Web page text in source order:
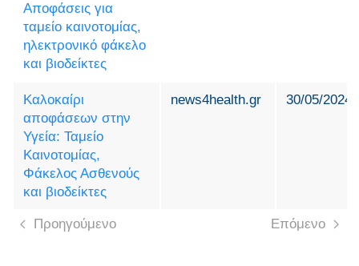
Αποφάσεις για
ταμείο καινοτομίας,
ηλεκτρονικό φάκελο
και βιοδείκτες
Καλοκαίρι
αποφάσεων στην
Υγεία: Ταμείο
Καινοτομίας,
Φάκελος Ασθενούς
και βιοδείκτες
news4health.gr 30/05/2024
Προηγούμενο Επόμενο